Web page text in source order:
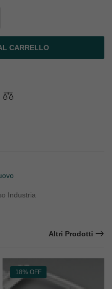
CARRELLO
Industria
Altri Prodotti
18% OFF